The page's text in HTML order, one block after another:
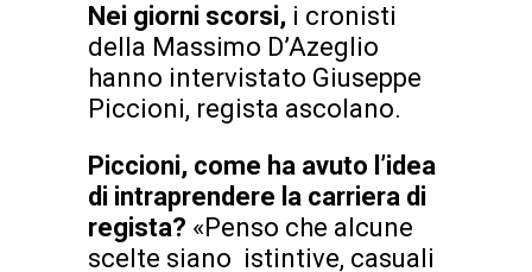
Nei giorni scorsi, i cronisti
della Massimo D’Azeglio
hanno intervistato Giuseppe
Piccioni, regista ascolano.
Piccioni, come ha avuto l’idea
di intraprendere la carriera di
regista? «Penso che alcune
scelte siano istintive, casuali